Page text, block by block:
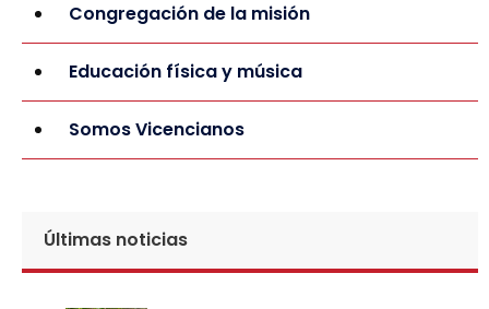
Congregación de la misión
Educación física y música
Somos Vicencianos
Últimas noticias